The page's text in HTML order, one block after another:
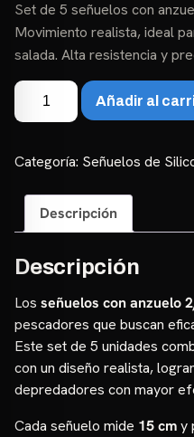
Set de 5 señuelos con
Movimiento realista, ideal
salada. Alta resistencia y
Señuelos
con
2/0
Set
Unidades
Pesca
cantidad
Añadir al
Categoría: Señuelos de
Descripción
Descripción
Los señuelos con anzuelo
pescadores que buscan
Este set de 5 unidades
con un diseño realista,
depredadores con mayor
Cada señuelo mide 15 cmy